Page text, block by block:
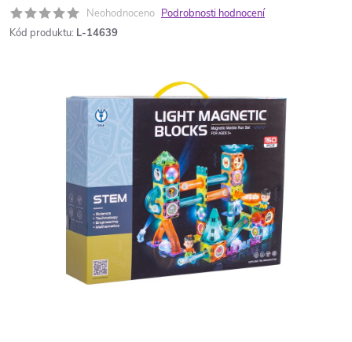
Neohodnoceno Podrobnosti hodnocení
Kód produktu: L-14639